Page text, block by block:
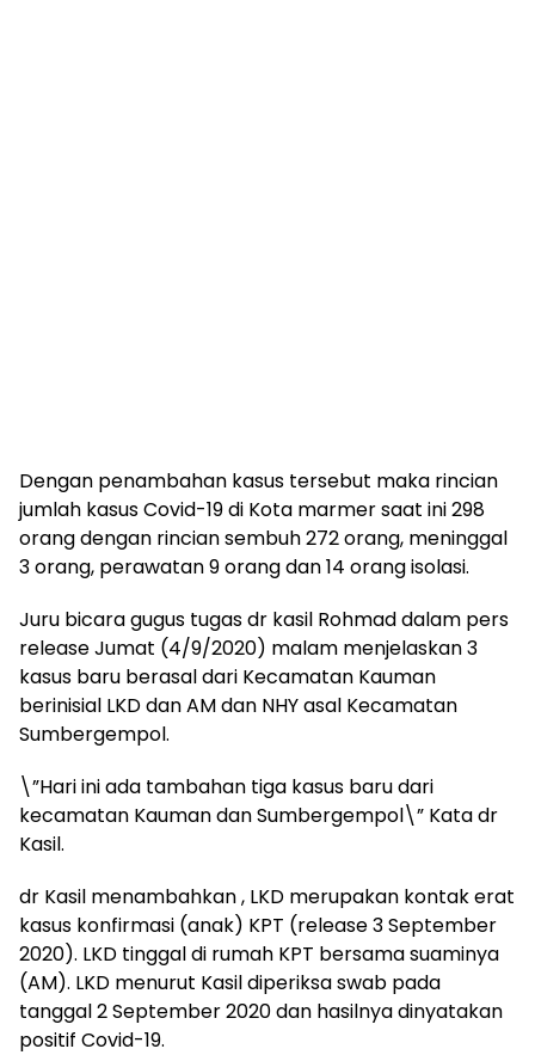
Dengan penambahan kasus tersebut maka rincian
jumlah kasus Covid-19 di Kota marmer saat ini 298
orang dengan rincian sembuh 272 orang, meninggal
3 orang, perawatan 9 orang dan 14 orang isolasi.
Juru bicara gugus tugas dr kasil Rohmad dalam pers
release Jumat (4/9/2020) malam menjelaskan 3
kasus baru berasal dari Kecamatan Kauman
berinisial LKD dan AM dan NHY asal Kecamatan
Sumbergempol.
\”Hari ini ada tambahan tiga kasus baru dari
kecamatan Kauman dan Sumbergempol\” Kata dr
Kasil.
dr Kasil menambahkan , LKD merupakan kontak erat
kasus konfirmasi (anak) KPT (release 3 September
2020). LKD tinggal di rumah KPT bersama suaminya
(AM). LKD menurut Kasil diperiksa swab pada
tanggal 2 September 2020 dan hasilnya dinyatakan
positif Covid-19.